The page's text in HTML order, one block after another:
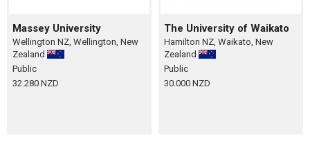
Massey University
Wellington NZ, Wellington, New
Zealand
Public
32.280 NZD
The University of Waikato
Hamilton NZ, Waikato, New
Zealand
Public
30.000 NZD